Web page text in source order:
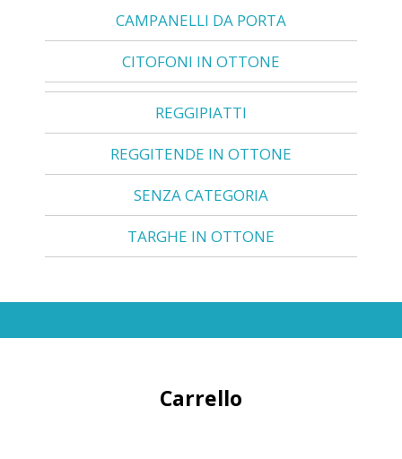
CAMPANELLI DA PORTA
CITOFONI IN OTTONE
REGGIPIATTI
REGGITENDE IN OTTONE
SENZA CATEGORIA
TARGHE IN OTTONE
Carrello